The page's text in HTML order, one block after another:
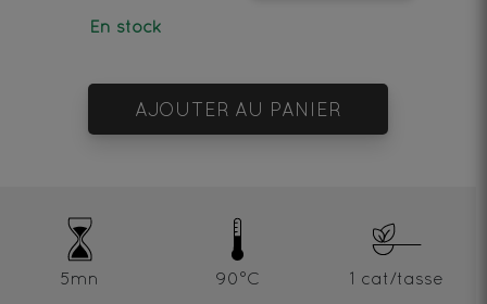
En stock
AJOUTER AU PANIER
5mn 90°C 1 cat/tasse